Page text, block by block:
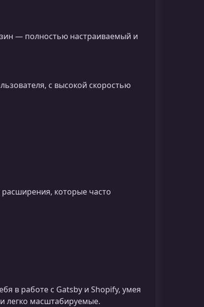
— полностью настраиваемый и
с высокой скоростью
которые часто
в работе с Gatsby и Shopify, умея
легко масштабируемые.